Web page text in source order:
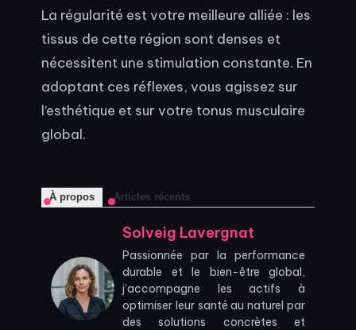
La régularité est votre meilleure alliée : les
tissus de cette région sont denses et
nécessitent une stimulation constante. En
adoptant ces réflexes, vous agissez sur
l’esthétique et sur votre tonus musculaire
global.
À propos Articles récents
Solveig Lavergnat
Passionnée par la performance
durable et le bien-être global,
j’accompagne les actifs à
optimiser leur santé au naturel par
des solutions concrètes et